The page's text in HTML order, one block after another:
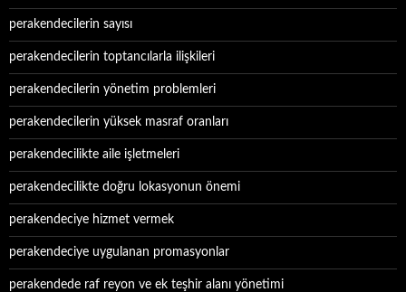
perakendecilerin sayısı
perakendecilerin toptancılarla ilişkileri
perakendecilerin yönetim problemleri
perakendecilerin yüksek masraf oranları
perakendecilikte aile işletmeleri
perakendecilikte doğru lokasyonun önemi
perakendeciye hizmet vermek
perakendeciye uygulanan promasyonlar
perakendede raf reyon ve ek teşhir alanı yönetimi